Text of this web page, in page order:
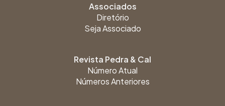
Associados
Diretório
Seja Associado
Revista Pedra & Cal
Número Atual
Números Anteriores